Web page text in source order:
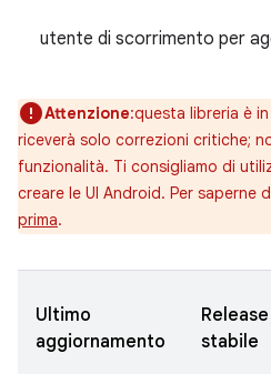
utente di scorrimento per
Attenzione:questa libreria è
riceverà solo correzioni critiche;
funzionalità. Ti consigliamo di
creare le UI Android. Per saperne
prima.
Ultimo
aggiornamento
Release
stabile